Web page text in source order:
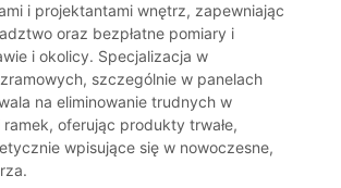
i projektantami wnętrz, zapewniając
oraz bezpłatne pomiary i
i okolicy. Specjalizacja w
szczególnie w panelach
na eliminowanie trudnych w
oferując produkty trwałe,
wpisujące się w nowoczesne,